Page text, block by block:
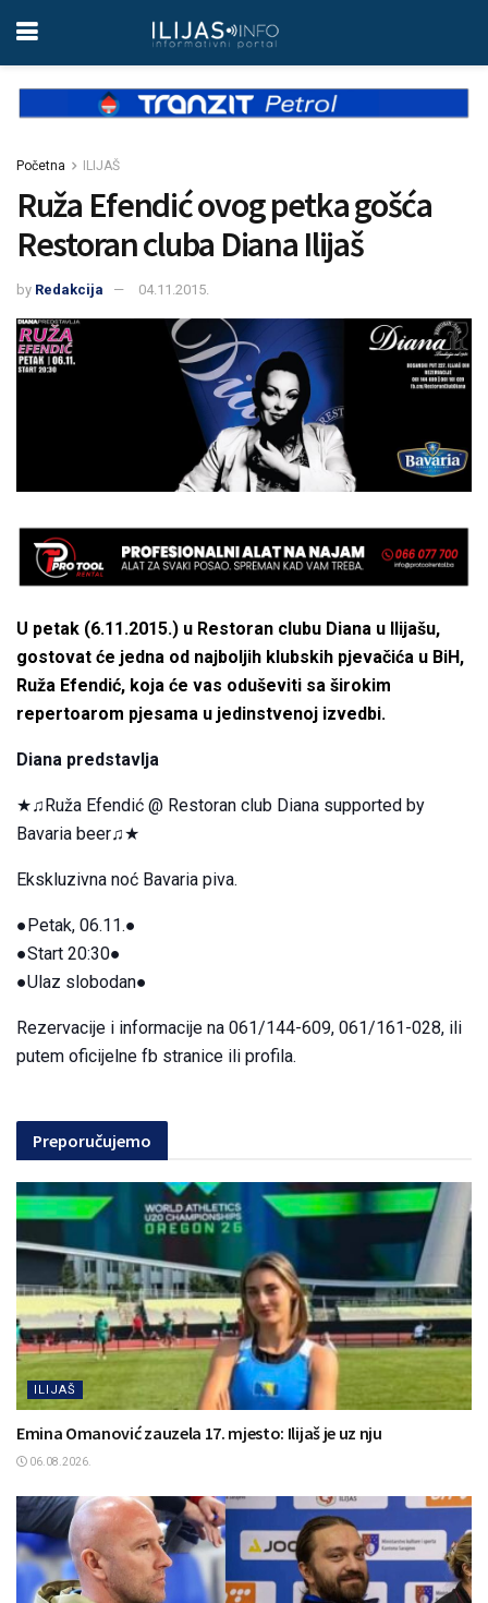
Početna ILIJAŠ
Ruža Efendić ovog petka gošća
Restoran cluba Diana Ilijaš
by Redakcija 04.11.2015.
U petak (6.11.2015.) u Restoran clubu Diana u Ilijašu,
gostovat će jedna od najboljih klubskih pjevačića u BiH,
Ruža Efendić, koja će vas oduševiti sa širokim
repertoarom pjesama u jedinstvenoj izvedbi.
Diana predstavlja
★♫Ruža Efendić @ Restoran club Diana supported by
Bavaria beer♫★
Ekskluzivna noć Bavaria piva.
●Petak, 06.11.●
●Start 20:30●
●Ulaz slobodan●
Rezervacije i informacije na 061/144-609, 061/161-028, ili
putem oficijelne fb stranice ili profila.
Preporučujemo
ILIJAŠ
Emina Omanović zauzela 17. mjesto: Ilijaš je uz nju
06.08.2026.